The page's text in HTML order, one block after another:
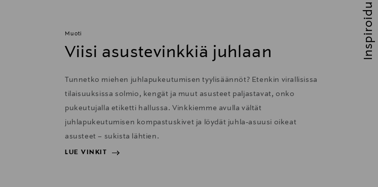
Muoti
Viisi asustevinkkiä juhlaan
Tunnetko miehen juhlapukeutumisen tyylisäännöt? Etenkin virallisissa
tilaisuuksissa solmio, kengät ja muut asusteet paljastavat, onko
pukeutujalla etiketti hallussa. Vinkkiemme avulla vältät
juhlapukeutumisen kompastuskivet ja löydät juhla-asuusi oikeat
asusteet – sukista lähtien.
LUE VINKIT
Inspiroidu